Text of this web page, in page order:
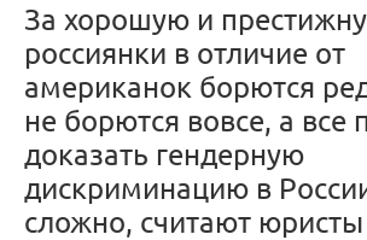
За хорошую и
россиянки в отличие от
американок борются
не борются вовсе, а все
доказать гендерную
дискриминацию в
сложно, считают юристы